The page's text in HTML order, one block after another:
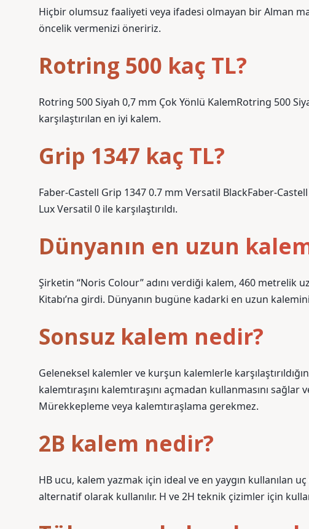
Hiçbir olumsuz faaliyeti veya ifadesi olmayan bir Alman
öncelik vermenizi öneririz.
Rotring 500 kaç TL?
Rotring 500 Siyah 0,7 mm Çok Yönlü KalemRotring 500
karşılaştırılan en iyi kalem.
Grip 1347 kaç TL?
Faber-Castell Grip 1347 0.7 mm Versatil BlackFaber-
Lux Versatil 0 ile karşılaştırıldı.
Dünyanın en uzun
Şirketin “Noris Colour” adını verdiği kalem, 460 metrelik
Kitabı’na girdi. Dünyanın bugüne kadarki en uzun
Sonsuz kalem nedir?
Geleneksel kalemler ve kurşun kalemlerle
kalemtıraşını kalemtıraşını açmadan kullanmasını
Mürekkepleme veya kalemtıraşlama gerekmez.
2B kalem nedir?
HB ucu, kalem yazmak için ideal ve en yaygın kullanılan
alternatif olarak kullanılır. H ve 2H teknik çizimler için